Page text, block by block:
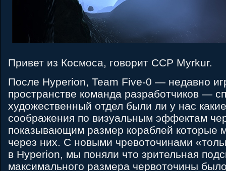
Привет из Космоса, говорит CCP Myrkur.
После Hyperion, Team Five-0 — недавно
пространстве команда разработчиков —
художественный отдел были ли у нас
соображения по визуальным эффектам
показывающим размер кораблей которые
через них. С новыми чревоточинами
в Hyperion, мы поняли что зрительная
максимального размера червоточины